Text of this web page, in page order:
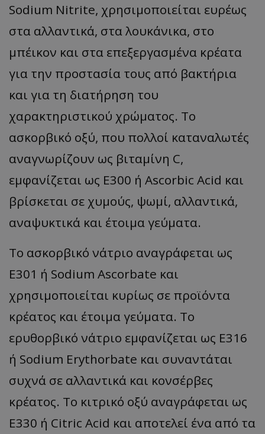
Sodium Nitrite, χρησιμοποιείται ευρέως
στα αλλαντικά, στα λουκάνικα, στο
μπέικον και στα επεξεργασμένα κρέατα
για την προστασία τους από βακτήρια
και για τη διατήρηση του
χαρακτηριστικού χρώματος. Το
ασκορβικό οξύ, που πολλοί καταναλωτές
αναγνωρίζουν ως βιταμίνη C,
εμφανίζεται ως E300 ή Ascorbic Acid και
βρίσκεται σε χυμούς, ψωμί, αλλαντικά,
αναψυκτικά και έτοιμα γεύματα.
Το ασκορβικό νάτριο αναγράφεται ως
E301 ή Sodium Ascorbate και
χρησιμοποιείται κυρίως σε προϊόντα
κρέατος και έτοιμα γεύματα. Το
ερυθορβικό νάτριο εμφανίζεται ως E316
ή Sodium Erythorbate και συναντάται
συχνά σε αλλαντικά και κονσέρβες
κρέατος. Το κιτρικό οξύ αναγράφεται ως
E330 ή Citric Acid και αποτελεί ένα από τα